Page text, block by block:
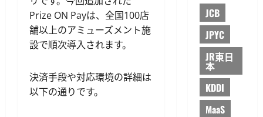
Prize ON Payは、全国100店
舗以上のアミューズメント施
設で順次導入されます。
決済手段や対応環境の詳細は
以下の通りです。
JCB
JPYC
JR東日
本
KDDI
MaaS